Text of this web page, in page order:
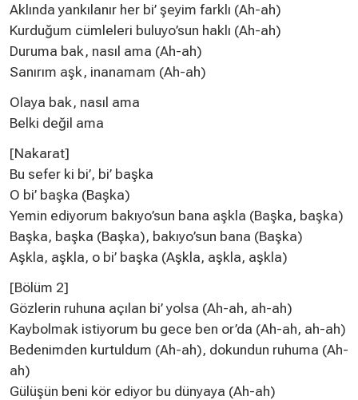
Aklında yankılanır her bi’ şeyim farklı (Ah-ah)
Kurduğum cümleleri buluyo’sun haklı (Ah-ah)
Duruma bak, nasıl ama (Ah-ah)
Sanırım aşk, inanamam (Ah-ah)
Olaya bak, nasıl ama
Belki değil ama
[Nakarat]
Bu sefer ki bi’, bi’ başka
O bi’ başka (Başka)
Yemin ediyorum bakıyo’sun bana aşkla (Başka, başka)
Başka, başka (Başka), bakıyo’sun bana (Başka)
Aşkla, aşkla, o bi’ başka (Aşkla, aşkla, aşkla)
[Bölüm 2]
Gözlerin ruhuna açılan bi’ yolsa (Ah-ah, ah-ah)
Kaybolmak istiyorum bu gece ben or’da (Ah-ah, ah-ah)
Bedenimden kurtuldum (Ah-ah), dokundun ruhuma (Ah-
ah)
Gülüşün beni kör ediyor bu dünyaya (Ah-ah)